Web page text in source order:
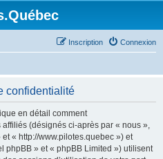
Connexion
Inscription
confidentialité
en détail comment
(désignés ci-après par « nous »,
« http://www.pilotes.quebec ») et
phpBB » et « phpBB Limited ») utilisent